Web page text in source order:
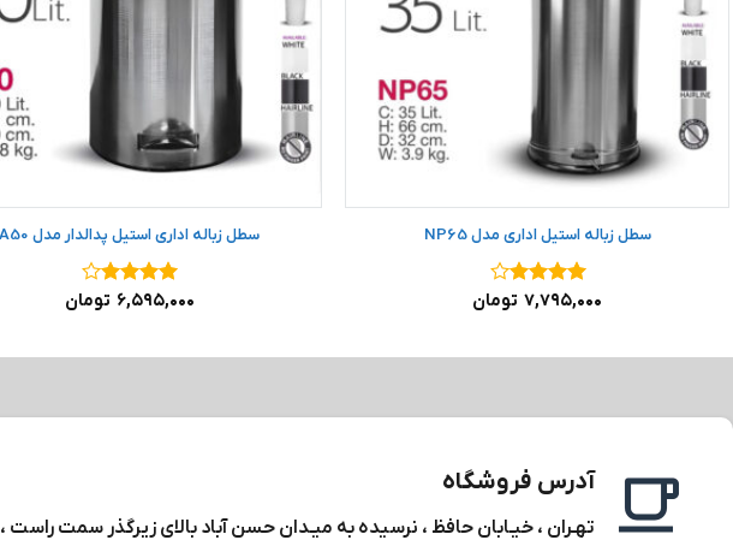
سطل زباله استیل اداری مدل NP65
نمره۴
۷,۷۹۵,۰۰۰ تومان
سطل زباله اداری استیل پدالدار مدل A50
نمره۴
۶,۵۹۵,۰۰۰ تومان
آدرس فروشگاه
تهـران ، خیـابان حافظ ، نرسیده به میـدان حسن آباد بالای زیرگذر سمت راست ،